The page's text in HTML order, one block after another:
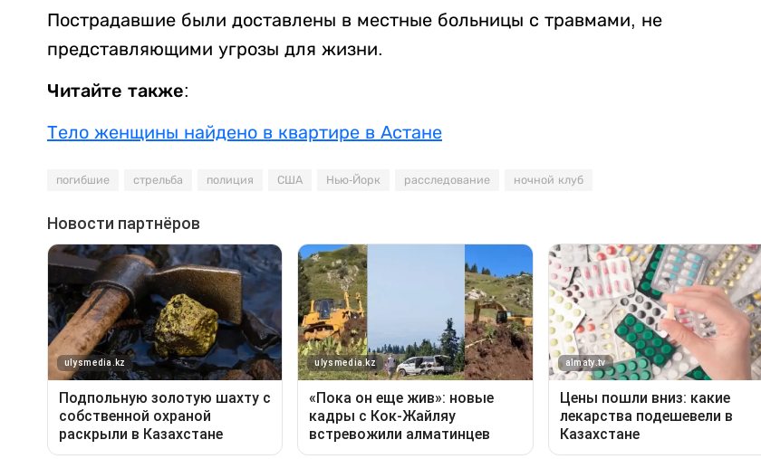
Пострадавшие были доставлены в местные больницы с травмами, не
представляющими угрозы для жизни.
Читайте также:
Тело женщины найдено в квартире в Астане
погибшие стрельба полиция США Нью-Йорк расследование ночной клуб